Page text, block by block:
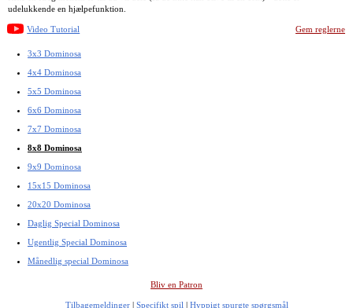
udelukkende en hjælpefunktion.
Video Tutorial Gem reglerne
3x3 Dominosa
4x4 Dominosa
5x5 Dominosa
6x6 Dominosa
7x7 Dominosa
8x8 Dominosa
9x9 Dominosa
15x15 Dominosa
20x20 Dominosa
Daglig Special Dominosa
Ugentlig Special Dominosa
Månedlig special Dominosa
Bliv en Patron
Tilbagemeldinger| Specifikt spil | Hyppigt spurgte spørgsmål